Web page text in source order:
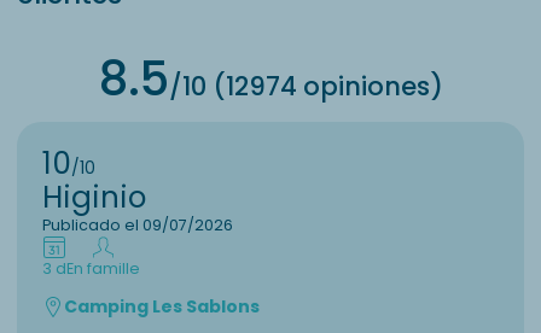
8.5/10 (12974 opiniones)
10/10
Higinio
Publicado el 09/07/2026
3 dEn famille
Camping Les Sablons